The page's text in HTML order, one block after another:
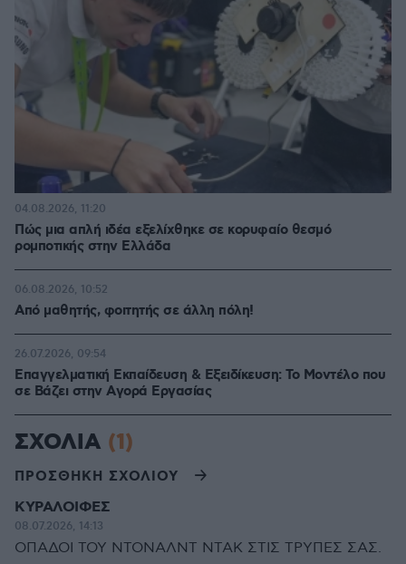
Πώς μια απλή ιδέα εξελίχθηκε σε κορυφαίο θεσμό
ρομποτικής στην Ελλάδα
04.08.2026, 11:20
Από μαθητής, φοιτητής σε άλλη πόλη!
06.08.2026, 10:52
Επαγγελματική Εκπαίδευση & Εξειδίκευση: Το Mοντέλο που
σε Bάζει στην Aγορά Eργασίας
26.07.2026, 09:54
ΣΧΟΛΙΑ (1)
ΠΡΟΣΘΗΚΗ ΣΧΟΛΙΟΥ
ΚΥΡΑΛΟΙΦΕΣ
08.07.2026, 14:13
ΟΠΑΔΟΙ ΤΟΥ ΝΤΟΝΑΛΝΤ ΝΤΑΚ ΣΤΙΣ ΤΡΥΠΕΣ ΣΑΣ.